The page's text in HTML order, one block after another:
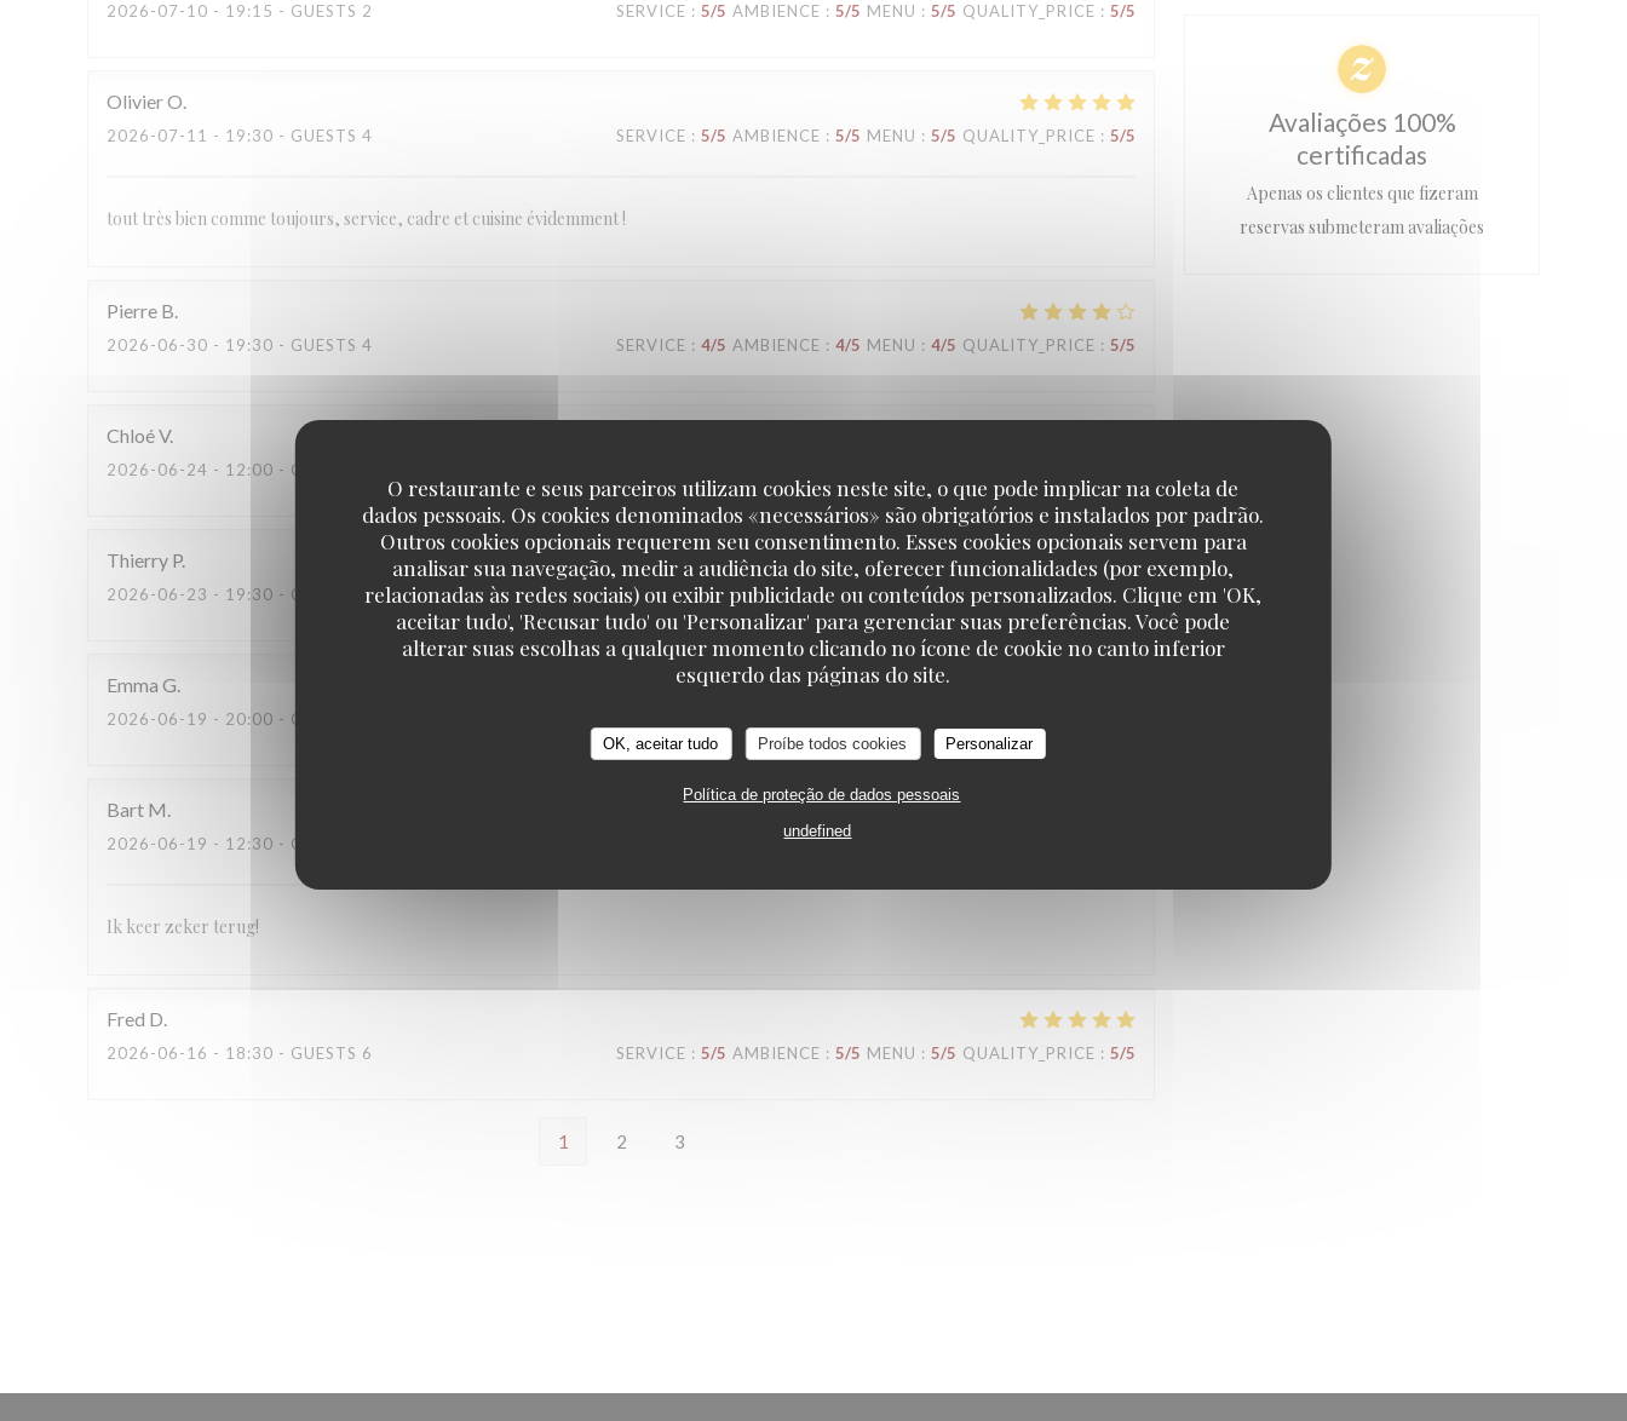
O restaurante e seus parceiros utilizam cookies neste site, o que pode implicar na coleta de
dados pessoais. Os cookies denominados «necessários» são obrigatórios e instalados por padrão.
Outros cookies opcionais requerem seu consentimento. Esses cookies opcionais servem para
analisar sua navegação, medir a audiência do site, oferecer funcionalidades (por exemplo,
relacionadas às redes sociais) ou exibir publicidade ou conteúdos personalizados. Clique em 'OK,
aceitar tudo', 'Recusar tudo' ou 'Personalizar' para gerenciar suas preferências. Você pode
alterar suas escolhas a qualquer momento clicando no ícone de cookie no canto inferior
esquerdo das páginas do site.
OK, aceitar tudo Proíbe todos cookies Personalizar
Política de proteção de dados pessoais
undefined
2026-07-10 - 19:15 - GUESTS 2 SERVICE : 5/5 AMBIENCE : 5/5 MENU : 5/5 QUALITY_PRICE : 5/5
OlivierO
2026-07-11 - 19:30 - GUESTS 4 SERVICE : 5/5 AMBIENCE : 5/5 MENU : 5/5 QUALITY_PRICE : 5/5
tout très bien comme toujours, service, cadre et cuisine évidemment !
Pierre B
2026-06-30 - 19:30 - GUESTS 4 SERVICE : 4/5 AMBIENCE : 4/5 MENU : 4/5 QUALITY_PRICE : 5/5
ChloéV
2026-06-24 - 12:00 - GUESTS 2
Thierry P
2026-06-23 - 19:30 - GUESTS 2 SERVICE: 4/5 AMBIENCE : 3/5 MENU: 3 /5 QUALITY_PRICE: 4 /5
Emma G
2026-06-19 - 20:00 - GUESTS 2
Bart M
2026-06-19 - 12:30 - GUESTS 2 AMBIENCE: 4/5
Ik keer zeker terug!
Fred D
2026-06-16 - 18:30 - GUESTS 6 SERVICE : 5/5 AMBIENCE : 5/5 MENU : 5/5 QUALITY_PRICE : 5/5
1 2 3
Avaliações 100%
certificadas
Apenas os clientes que fizeram
reservas submeteram avaliações